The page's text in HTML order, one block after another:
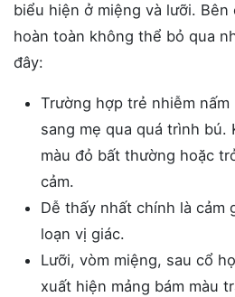
biểu hiện ở miệng và lưỡi. Bên
hoàn toàn không thể bỏ qua
đây:
Trường hợp trẻ nhiễm
sang mẹ qua quá trình bú.
màu đỏ bất thường hoặc
cảm.
Dễ thấy nhất chính là cảm
loạn vị giác.
Lưỡi, vòm miệng, sau cổ
xuất hiện mảng bám màu